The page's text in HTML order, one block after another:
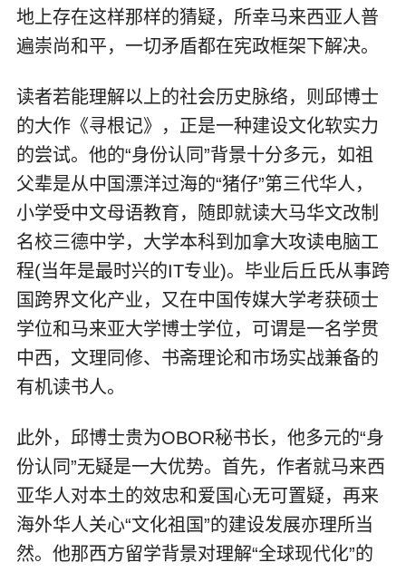
地上存在这样那样的猜疑，所幸马来西亚人普
遍崇尚和平，一切矛盾都在宪政框架下解决。
读者若能理解以上的社会历史脉络，则邱博士
的大作《寻根记》，正是一种建设文化软实力
的尝试。他的“身份认同”背景十分多元，如祖
父辈是从中国漂洋过海的“猪仔”第三代华人，
小学受中文母语教育，随即就读大马华文改制
名校三德中学，大学本科到加拿大攻读电脑工
程(当年是最时兴的IT专业)。毕业后丘氏从事跨
国跨界文化产业，又在中国传媒大学考获硕士
学位和马来亚大学博士学位，可谓是一名学贯
中西，文理同修、书斋理论和市场实战兼备的
有机读书人。
此外，邱博士贵为OBOR秘书长，他多元的“身
份认同”无疑是一大优势。首先，作者就马来西
亚华人对本土的效忠和爱国心无可置疑，再来
海外华人关心“文化祖国”的建设发展亦理所当
然。他那西方留学背景对理解“全球现代化”的